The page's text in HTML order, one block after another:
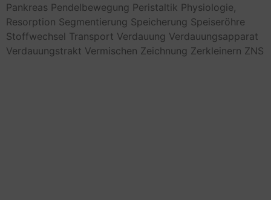
Pankreas Pendelbewegung Peristaltik Physiologie,
Resorption Segmentierung Speicherung Speiseröhre
Stoffwechsel Transport Verdauung Verdauungsapparat
Verdauungstrakt Vermischen Zeichnung Zerkleinern ZNS